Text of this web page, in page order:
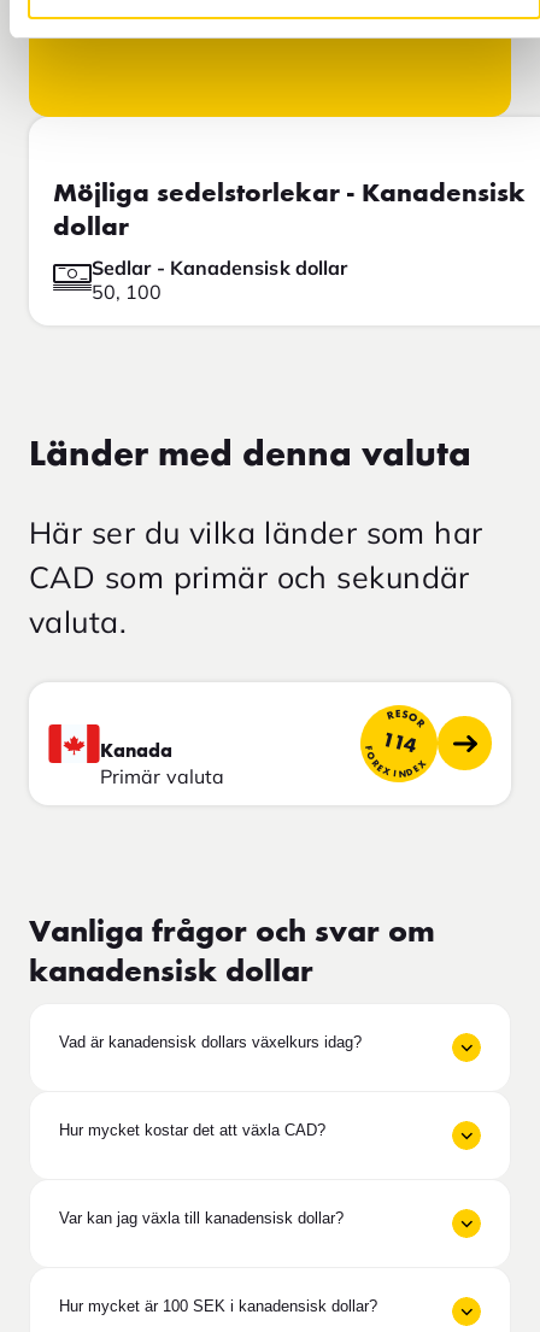
Möjliga sedelstorlekar - Kanadensisk
dollar
Sedlar - Kanadensisk dollar
50, 100
Länder med denna valuta
Här ser du vilka länder som har
CAD som primär och sekundär
valuta.
Kanada
Primär valuta
RESOR
114
FOREX INDEX
Vanliga frågor och svar om
kanadensisk dollar
Vad är kanadensisk dollars växelkurs idag?
Hur mycket kostar det att växla CAD?
Var kan jag växla till kanadensisk dollar?
Hur mycket är 100 SEK i kanadensisk dollar?